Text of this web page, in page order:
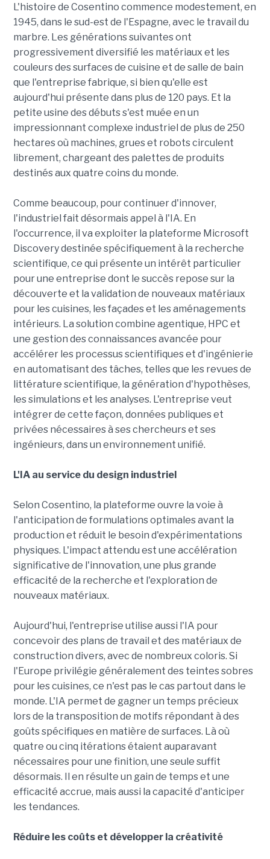
L'histoire de Cosentino commence modestement, en
1945, dans le sud-est de l'Espagne, avec le travail du
marbre. Les générations suivantes ont
progressivement diversifié les matériaux et les
couleurs des surfaces de cuisine et de salle de bain
que l'entreprise fabrique, si bien qu'elle est
aujourd'hui présente dans plus de 120 pays. Et la
petite usine des débuts s'est muée en un
impressionnant complexe industriel de plus de 250
hectares où machines, grues et robots circulent
librement, chargeant des palettes de produits
destinés aux quatre coins du monde.
Comme beaucoup, pour continuer d'innover,
l'industriel fait désormais appel à l'IA. En
l'occurrence, il va exploiter la plateforme Microsoft
Discovery destinée spécifiquement à la recherche
scientifique, ce qui présente un intérêt particulier
pour une entreprise dont le succès repose sur la
découverte et la validation de nouveaux matériaux
pour les cuisines, les façades et les aménagements
intérieurs. La solution combine agentique, HPC et
une gestion des connaissances avancée pour
accélérer les processus scientifiques et d'ingénierie
en automatisant des tâches, telles que les revues de
littérature scientifique, la génération d'hypothèses,
les simulations et les analyses. L'entreprise veut
intégrer de cette façon, données publiques et
privées nécessaires à ses chercheurs et ses
ingénieurs, dans un environnement unifié.
L'IA au service du design industriel
Selon Cosentino, la plateforme ouvre la voie à
l'anticipation de formulations optimales avant la
production et réduit le besoin d'expérimentations
physiques. L'impact attendu est une accélération
significative de l'innovation, une plus grande
efficacité de la recherche et l'exploration de
nouveaux matériaux.
Aujourd'hui, l'entreprise utilise aussi l'IA pour
concevoir des plans de travail et des matériaux de
construction divers, avec de nombreux coloris. Si
l'Europe privilégie généralement des teintes sobres
pour les cuisines, ce n'est pas le cas partout dans le
monde. L'IA permet de gagner un temps précieux
lors de la transposition de motifs répondant à des
goûts spécifiques en matière de surfaces. Là où
quatre ou cinq itérations étaient auparavant
nécessaires pour une finition, une seule suffit
désormais. Il en résulte un gain de temps et une
efficacité accrue, mais aussi la capacité d'anticiper
les tendances.
Réduire les coûts et développer la créativité